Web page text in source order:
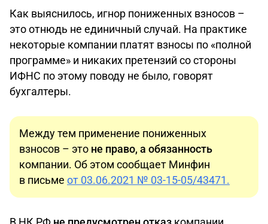
Как выяснилось, игнор пониженных взносов –
это отнюдь не единичный случай. На практике
некоторые компании платят взносы по «полной
программе» и никаких претензий со стороны
ИФНС по этому поводу не было, говорят
бухгалтеры.
Между тем применение пониженных
взносов – это не право, а обязанность
компании. Об этом сообщает Минфин
в письме от 03.06.2021 № 03-15-05/43471.